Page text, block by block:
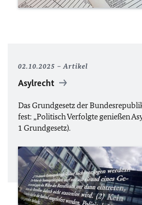
02.10.2025 Artikel
Asylrecht
Das Grundgesetz der
fest: „Politisch Verfolgte genießen
1 Grundgesetz).